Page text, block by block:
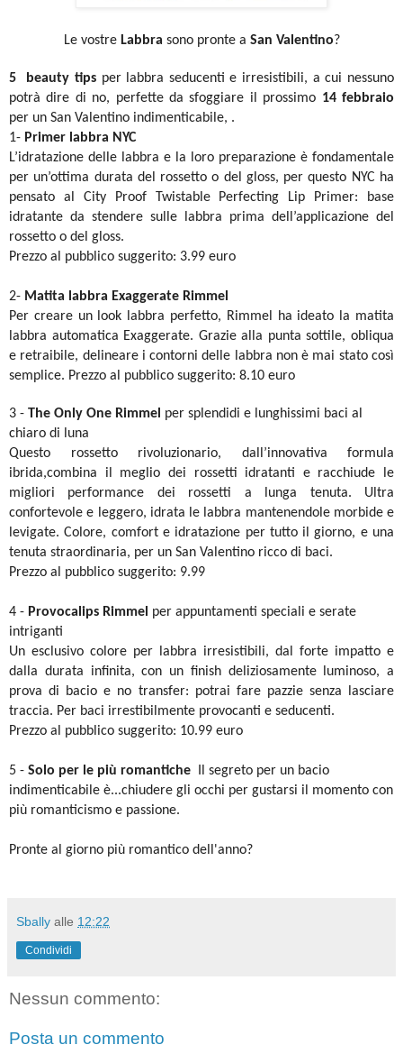
Le vostre Labbra sono pronte a San Valentino?
5 beauty tipsper labbra seducenti e irresistibili, a cui nessuno
potrà dire di no, perfette da sfoggiare il prossimo 14 febbraio
per un San Valentino indimenticabile, .
1- Primer labbra NYC
L’idratazione delle labbra e la loro preparazione è fondamentale
per un’ottima durata del rossetto o del gloss, per questo NYC ha
pensato al City Proof Twistable Perfecting Lip Primer: base
idratante da stendere sulle labbra prima dell’applicazione del
rossetto o del gloss.
Prezzo al pubblico suggerito: 3.99 euro
2- Matita labbra Exaggerate Rimmel
Per creare un look labbra perfetto, Rimmel ha ideato la matita
labbra automatica Exaggerate. Grazie alla punta sottile, obliqua
e retraibile, delineare i contorni delle labbra non è mai stato così
semplice. Prezzo al pubblico suggerito: 8.10 euro
3 - The Only One Rimmel per splendidi e lunghissimi baci al
chiaro di luna
Questo rossetto rivoluzionario, dall’innovativa formula
ibrida,combina il meglio dei rossetti idratanti e racchiude le
migliori performance dei rossetti a lunga tenuta. Ultra
confortevole e leggero, idrata le labbra mantenendole morbide e
levigate. Colore, comfort e idratazione per tutto il giorno, e una
tenuta straordinaria, per un San Valentino ricco di baci.
Prezzo al pubblico suggerito: 9.99
4 - Provocalips Rimmel per appuntamenti speciali e serate
intriganti
Un esclusivo colore per labbra irresistibili, dal forte impatto e
dalla durata infinita, con un finish deliziosamente luminoso, a
prova di bacio e no transfer: potrai fare pazzie senza lasciare
traccia. Per baci irrestibilmente provocanti e seducenti.
Prezzo al pubblico suggerito: 10.99 euro
5 - Solo per le più romantiche
Il segreto per un bacio
indimenticabile è...chiudere gli occhi per gustarsi il momento con
più romanticismo e passione.
Pronte al giorno più romantico dell'anno?
Sbally alle 12:22
Condividi
Nessun commento:
Posta un commento